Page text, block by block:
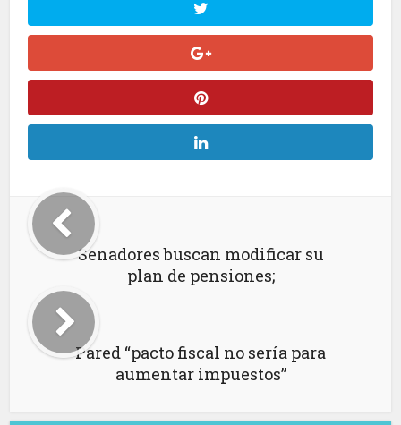
Senadores buscan modificar su
plan de pensiones;
Pared “pacto fiscal no sería para
aumentar impuestos”